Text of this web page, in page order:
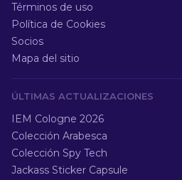
Términos de uso
Política de Cookies
Socios
Mapa del sitio
ÚLTIMAS ACTUALIZACIONES
IEM Cologne 2026
Colección Arabesca
Colección Spy Tech
Jackass Sticker Capsule